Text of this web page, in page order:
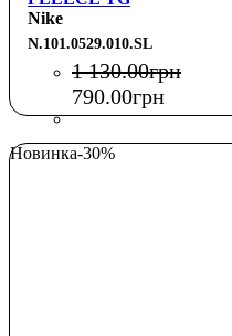
BLACK/WHITE S
Nike
N.101.0529.010.SL
1 130.00грн
790.00грн
Новинка-30%